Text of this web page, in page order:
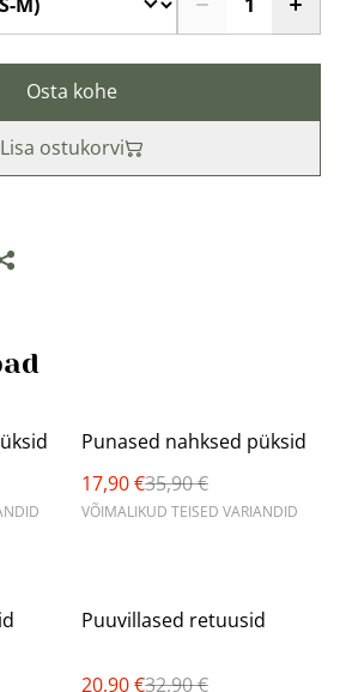
Osta kohe
Lisa ostukorvi
%
Punased nahksed püksid
17,90 €35,90 €
VÕIMALIKUD TEISED VARIANDID
%
Puuvillased retuusid
20,90 €32,90 €